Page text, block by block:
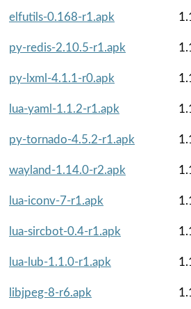
elfutils-0.168-r1.apk
py-redis-2.10.5-r1.apk
py-lxml-4.1.1-r0.apk
lua-yaml-1.1.2-r1.apk
py-tornado-4.5.2-r1.apk
wayland-1.14.0-r2.apk
lua-iconv-7-r1.apk
lua-sircbot-0.4-r1.apk
lua-lub-1.1.0-r1.apk
libjpeg-8-r6.apk